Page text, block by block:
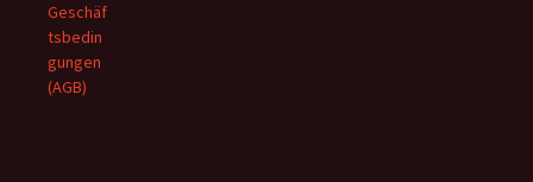
Geschäf
tsbedin
gungen
(AGB)